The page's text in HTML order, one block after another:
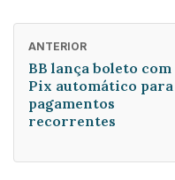
ANTERIOR
BB lança boleto com
Pix automático para
pagamentos
recorrentes